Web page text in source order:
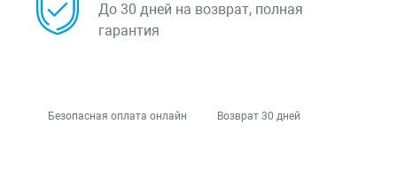
До 30 дней на возврат, полная
гарантия
Безопасная оплата онлайн Возврат 30 дней